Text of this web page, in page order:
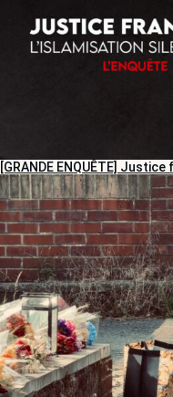
[GRANDE ENQUÊTE]